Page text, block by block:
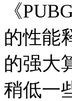
《
的性能
的强大
稍低一